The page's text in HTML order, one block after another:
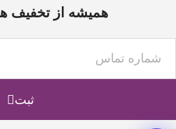
همیشه از تخفیف
ثبت